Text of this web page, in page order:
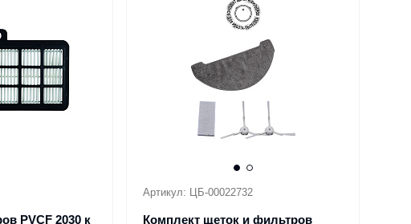
PVCF 2030 к
Артикул: ЦБ-00022732
Комплект щеток и фильтров